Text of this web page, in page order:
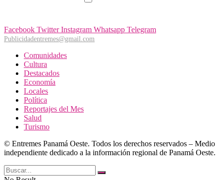
Facebook Twitter Instagram Whatsapp Telegram
Publicidadentremes@gmail.com
Comunidades
Cultura
Destacados
Economía
Locales
Política
Reportajes del Mes
Salud
Turismo
© Entremes Panamá Oeste. Todos los derechos reservados – Medio
independiente dedicado a la información regional de Panamá Oeste.